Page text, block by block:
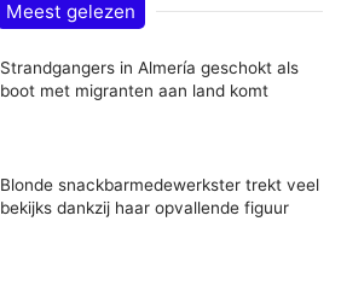
Meest gelezen
Strandgangers in Almería geschokt als
boot met migranten aan land komt
Blonde snackbarmedewerkster trekt veel
bekijks dankzij haar opvallende figuur